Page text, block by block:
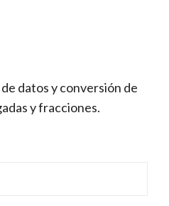
datos y conversión de
y fracciones.